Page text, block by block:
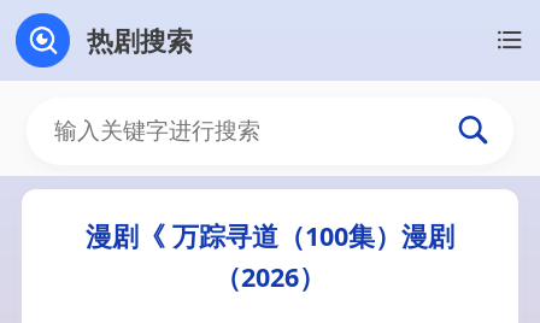
热剧搜索
漫剧《 万踪寻道（100集）漫剧
（2026）